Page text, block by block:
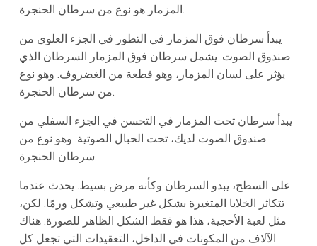
المزمار هو نوع من سرطان الحنجرة.
يبدأ سرطان فوق المزمار في التطور في الجزء العلوي من
صندوق الصوت. يشمل سرطان فوق المزمار السرطان الذي
يؤثر على لسان المزمار، وهو قطعة من الغضروف. وهو نوع
من سرطان الحنجرة.
يبدأ سرطان تحت المزمار في التحسن في الجزء السفلي من
صندوق الصوت لديك، تحت الحبال الصوتية. وهو نوع من
سرطان الحنجرة.
على السطح، يبدو السرطان وكأنه مرض بسيط. يحدث عندما
تتكاثر الخلايا المتغيرة بشكل غير طبيعي وتشكل ورمًا. لكن،
مثل لعبة الأحجية، هذا هو فقط الشكل الظاهر للصورة. هناك
الآلاف من المكونات في الداخل، التعقيدات التي تجعل كل